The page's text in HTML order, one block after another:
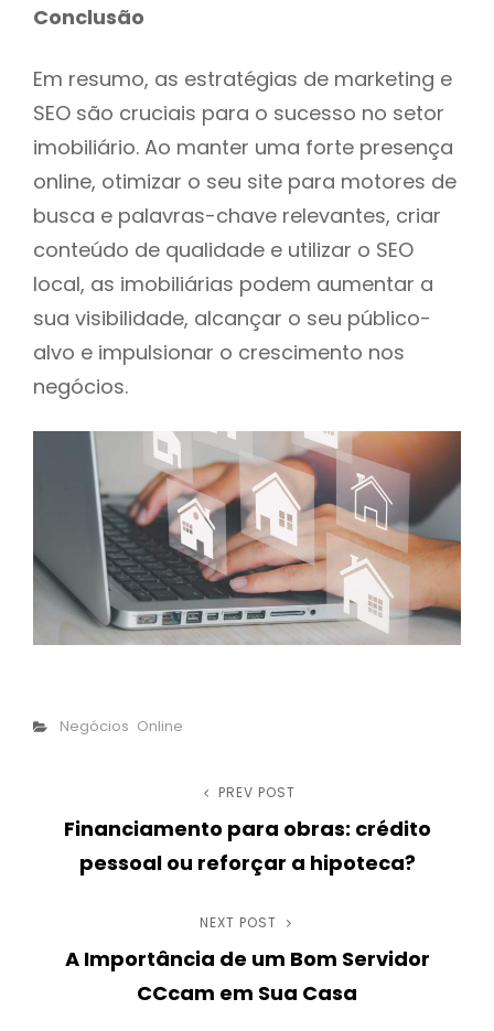
Conclusão
Em resumo, as estratégias de marketing e
SEO são cruciais para o sucesso no setor
imobiliário. Ao manter uma forte presença
online, otimizar o seu site para motores de
busca e palavras-chave relevantes, criar
conteúdo de qualidade e utilizar o SEO
local, as imobiliárias podem aumentar a
sua visibilidade, alcançar o seu público-
alvo e impulsionar o crescimento nos
negócios.
Categories
Negócios Online
navigation
Previous
Post
PREV POST
Financiamento para obras: crédito
pessoal ou reforçar a hipoteca?
Next
Post
NEXT POST
A Importância de um Bom Servidor
CCcam em Sua Casa